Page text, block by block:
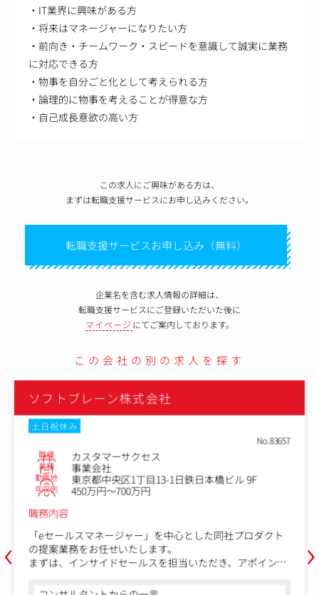
・IT業界に興味がある方
・将来はマネージャーになりたい方
・前向き・チームワーク・スピードを意識して誠実に業務
に対応できる方
・物事を自分ごと化として考えられる方
・論理的に物事を考えることが得意な方
・自己成長意欲の高い方
この求人にご興味がある方は、
まずは転職支援サービスにお申し込みください。
転職支援サービスお申し込み（無料）
企業名を含む求人情報の詳細は、
転職支援サービスにご登録いただいた後に
マイページ にてご案内しております。
この会社の別の求人を探す
‹
ソフトブレーン株式会社
土日祝休み
No.83655
職種 カスタマーサクセス
業種 事業会社
勤務地 東京都中央区日本橋1丁目13-1日鉄日本橋ビル 9F
年収例
600万円～900万円
職務内容
同社プロダクトであるCRM/SFAをご利用いただいている顧
客の事業成長に向けて、定着・活用ステージ毎に発生する
様々な課題に対し、コンサルティング、アドバイスを実施
›